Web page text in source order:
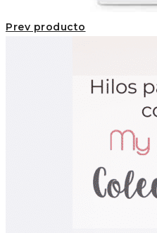
Prev producto